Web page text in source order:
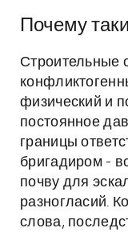
Почему
Строительные
физический и
постоянное
границы
бригадиром -
почву для
разногласий.
слова,